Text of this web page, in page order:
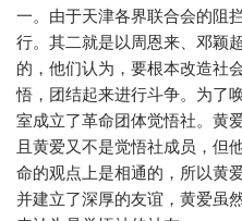
一。由于天津各界联合会的阻
行。其二就是以周恩来、邓颖
的，他们认为，要根本改造社
悟，团结起来进行斗争。为了
室成立了革命团体觉悟社。黄
且黄爱又不是觉悟社成员，但
命的观点上是相通的，所以黄
并建立了深厚的友谊，黄爱虽